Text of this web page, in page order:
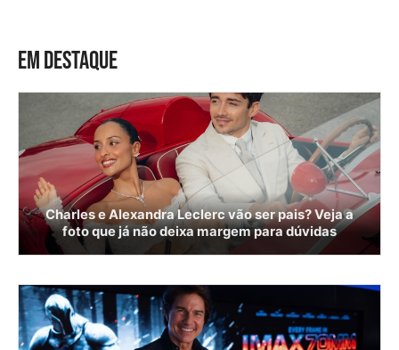
EM DESTAQUE
Charles e Alexandra Leclerc vão ser pais? Veja a
foto que já não deixa margem para dúvidas